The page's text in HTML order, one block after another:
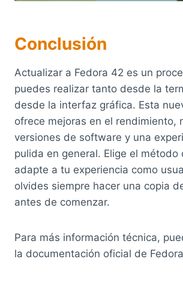
Conclusión
Actualizar a Fedora 42 es un
puedes realizar tanto desde la
desde la interfaz gráfica. Esta
ofrece mejoras en el rendimiento,
versiones de software y una
pulida en general. Elige el método
adapte a tu experiencia como
olvides siempre hacer una copia
antes de comenzar.
Para más información técnica,
la documentación oficial de